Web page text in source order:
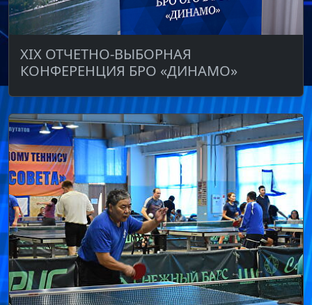
XIX ОТЧЕТНО-ВЫБОРНАЯ
КОНФЕРЕНЦИЯ БРО «ДИНАМО»